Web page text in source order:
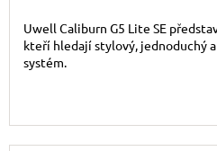
Uwell Caliburn G5 Lite SE
kteří hledají stylový, jednoduchý
systém.